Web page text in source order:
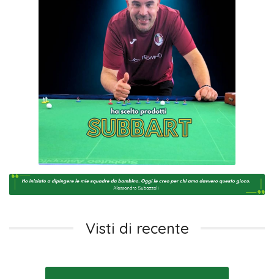
Visti di recente